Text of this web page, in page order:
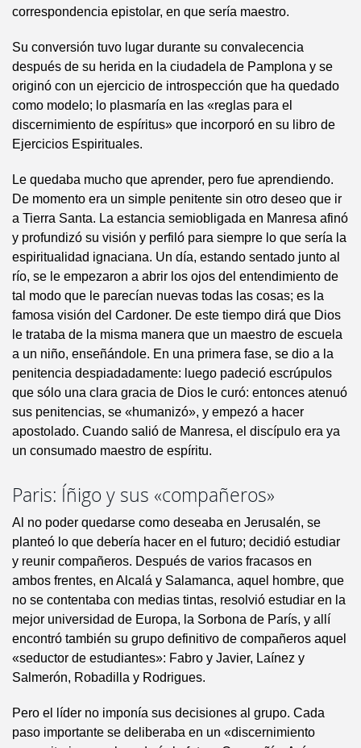
correspondencia epistolar, en que sería maestro.
Su conversión tuvo lugar durante su convalecencia
después de su herida en la ciudadela de Pamplona y se
originó con un ejercicio de introspección que ha quedado
como modelo; lo plasmaría en las «reglas para el
discernimiento de espíritus» que incorporó en su libro de
Ejercicios Espirituales.
Le quedaba mucho que aprender, pero fue aprendiendo.
De momento era un simple penitente sin otro deseo que ir
a Tierra Santa. La estancia semiobligada en Manresa afinó
y profundizó su visión y perfiló para siempre lo que sería la
espiritualidad ignaciana. Un día, estando sentado junto al
río, se le empezaron a abrir los ojos del entendimiento de
tal modo que le parecían nuevas todas las cosas; es la
famosa visión del Cardoner. De este tiempo dirá que Dios
le trataba de la misma manera que un maestro de escuela
a un niño, enseñándole. En una primera fase, se dio a la
penitencia despiadadamente: luego padeció escrúpulos
que sólo una clara gracia de Dios le curó: entonces atenuó
sus penitencias, se «humanizó», y empezó a hacer
apostolado. Cuando salió de Manresa, el discípulo era ya
un consumado maestro de espíritu.
Paris: Íñigo y sus «compañeros»
Al no poder quedarse como deseaba en Jerusalén, se
planteó lo que debería hacer en el futuro; decidió estudiar
y reunir compañeros. Después de varios fracasos en
ambos frentes, en Alcalá y Salamanca, aquel hombre, que
no se contentaba con medias tintas, resolvió estudiar en la
mejor universidad de Europa, la Sorbona de París, y allí
encontró también su grupo definitivo de compañeros aquel
«seductor de estudiantes»: Fabro y Javier, Laínez y
Salmerón, Robadilla y Rodrigues.
Pero el líder no imponía sus decisiones al grupo. Cada
paso importante se deliberaba en un «discernimiento